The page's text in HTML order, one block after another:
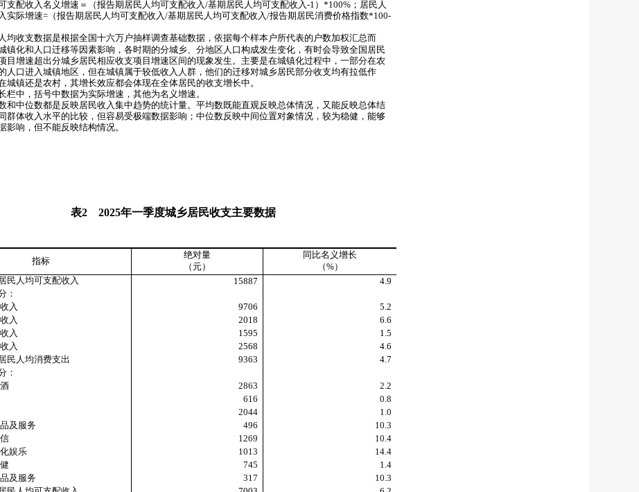
支配收入名义增速＝（报告期居民人均可支配收入/基期居民人均可支配收入-1 ） *100%；居民人
实际增速=（报告期居民人均可支配收入/基期居民人均可支配收入/报告期居民消费价格指数*100-
均收支数据是根据全国十六万户抽样调查基础数据，依据每个样本户所代表的户数加权汇总而
镇化和人口迁移等因素影响，各时期的分城乡、分地区人口构成发生变化，有时会导致全国居民
目增速超出分城乡居民相应收支项目增速区间的现象发生。主要是在城镇化过程中，一部分在农
人口进入城镇地区，但在城镇属于较低收入人群，他们的迁移对城乡居民部分收支均有拉低作
城镇还是农村，其增长效应都会体现在全体居民的收支增长中。
栏中，括号中数据为实际增速，其他为名义增速。
和中位数都是反映居民收入集中趋势的统计量。平均数既能直观反映总体情况，又能反映总体结
群体收入水平的比较，但容易受极端数据影响；中位数反映中间位置对象情况，较为稳健，能够
影响，但不能反映结构情况。
表2 2025年一季度城乡居民收支主要数据
指标
绝对量
（元）
同比名义增长
（%）
民人均可支配收入
15887
4.9
：
入
9706
5.2
入
2018
6.6
入
1595
1.5
入
2568
4.6
民人均消费支出
9363
4.7
：
2863
2.2
616
0.8
2044
1.0
及服务
496
10.3
1269
10.4
娱乐
1013
14.4
745
1.4
及服务
317
10.3